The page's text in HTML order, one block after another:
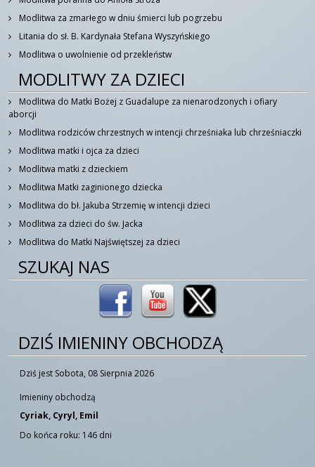
Modlitwa za zmarłego w dniu śmierci lub pogrzebu
Litania do sł. B. Kardynała Stefana Wyszyńskiego
Modlitwa o uwolnienie od przekleństw
MODLITWY ZA DZIECI
Modlitwa do Matki Bożej z Guadalupe za nienarodzonych i ofiary
aborcji
Modlitwa rodziców chrzestnych w intencji chrześniaka lub chrześniaczki
Modlitwa matki i ojca za dzieci
Modlitwa matki z dzieckiem
Modlitwa Matki zaginionego dziecka
Modlitwa do bł. Jakuba Strzemię w intencji dzieci
Modlitwa za dzieci do św. Jacka
Modlitwa do Matki Najświętszej za dzieci
SZUKAJ NAS
DZIŚ IMIENINY OBCHODZĄ
Dziś jest Sobota, 08 Sierpnia 2026
Imieniny obchodzą
Cyriak, Cyryl, Emil
Do końca roku: 146 dni